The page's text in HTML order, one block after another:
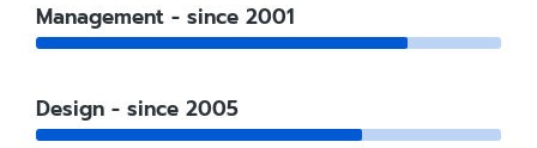
Management - since 2001
Design - since 2005